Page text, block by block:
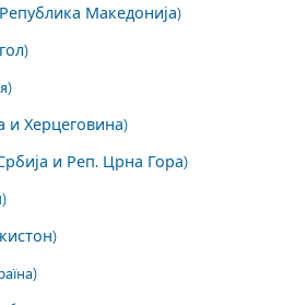
Македонија)
и Херцеговина)
и Реп. Црна Гора)